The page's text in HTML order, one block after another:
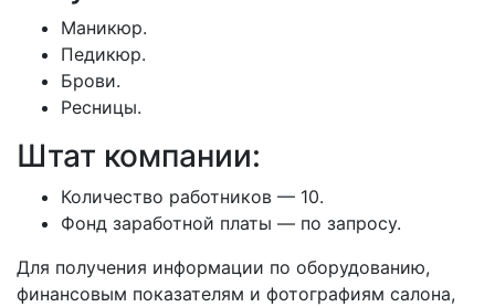
Маникюр.
Педикюр.
Брови.
Ресницы.
Штат компании:
Количество работников — 10.
Фонд заработной платы — по запросу.
Для получения информации по оборудованию,
финансовым показателям и фотографиям салона,